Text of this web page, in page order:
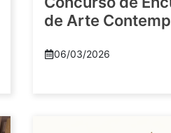
de Arte
06/03/2026